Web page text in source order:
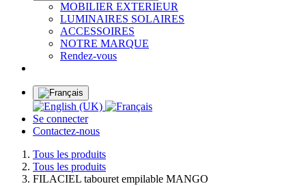
MOBILIER EXTERIEUR
LUMINAIRES SOLAIRES
ACCESSOIRES
NOTRE MARQUE
Rendez-vous
Se connecter
Contactez-nous
Tous les produits
Tous les produits
FILACIEL tabouret empilable MANGO